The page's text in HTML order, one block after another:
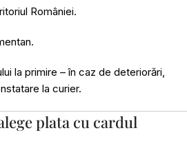
României.
la primire – în caz de deteriorări,
la curier.
plata cu cardul